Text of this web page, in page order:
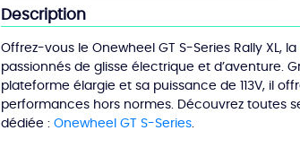
S-
Rally
XL
Epitome
Pack
Description
Offrez-vous le Onewheel GT S-Series Rally XL,
passionnés de glisse électrique et d’aventure.
plateforme élargie et sa puissance de 113V, il
performances hors normes. Découvrez toutes
dédiée : Onewheel GT S-Series.